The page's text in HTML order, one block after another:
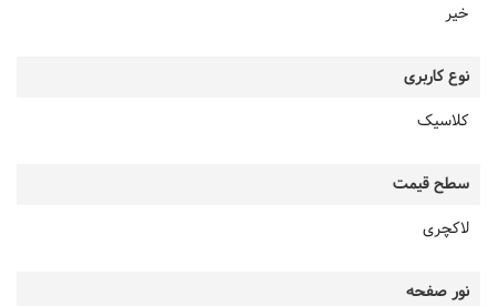
خیر
نوع کاربری
کلاسیک
سطح قیمت
لاکچری
نور صفحه